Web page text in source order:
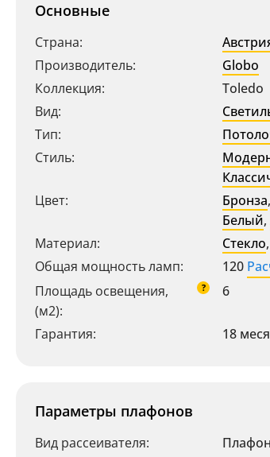
Основные
Страна:
Производитель:
Globo
Коллекция:
Toledo
Вид:
Тип:
Стиль:
Цвет:
Бронза,
Белый,
Материал:
Стекло,
Общая мощность ламп:
120
Площадь освещения,
(м2):
? 6
Гарантия: 18
Параметры плафонов
Вид рассеивателя: Плафон